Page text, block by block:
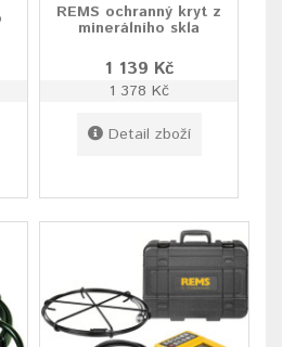
REMS ochranný kryt z
minerálního skla
1 139 Kč
1 378 Kč
Detail zboží